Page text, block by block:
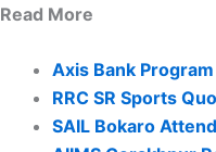
Read More
Axis Bank
RRC SR Sports
SAIL Bokaro